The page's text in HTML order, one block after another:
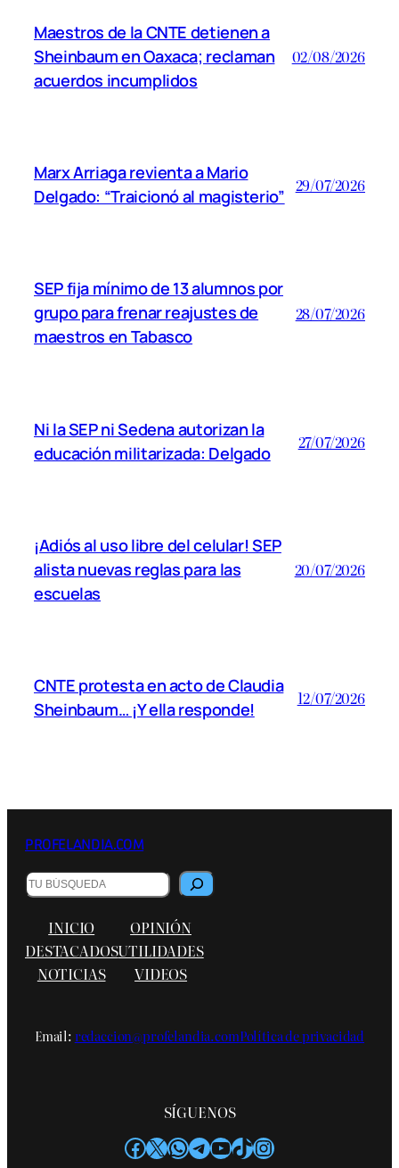
Maestros de la CNTE detienen a
Sheinbaum en Oaxaca; reclaman
acuerdos incumplidos
02/08/2026
Marx Arriaga revienta a Mario
Delgado: “Traicionó al magisterio”
29/07/2026
SEP fija mínimo de 13 alumnos por
grupo para frenar reajustes de
maestros en Tabasco
28/07/2026
Ni la SEP ni Sedena autorizan la
educación militarizada: Delgado
27/07/2026
¡Adiós al uso libre del celular! SEP
alista nuevas reglas para las
escuelas
20/07/2026
CNTE protesta en acto de Claudia
Sheinbaum… ¡Y ella responde!
12/07/2026
PROFELANDIA.COM
B
u
a
r
INICIO
DESTACADOS
NOTICIAS
OPINIÓN
UTILIDADES
VIDEOS
Email:redaccion@profelandia.comPolítica de privacidad
SÍGUENOS
Facebook
X WhatsApp
Telegram
YouTube
TikTok
Instagram